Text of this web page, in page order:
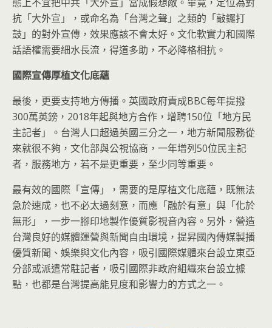
抗「大外宣」，或命名為「台灣之聲」之類的「敲鑼打
鼓」的對外宣傳，效果應該不會太好。文化軟實力和國際
話語權需要細水長流，得道多助，不必降格相抗。
國際宣傳厚植文化底蘊
最後，更要支持地方傳播。英國政府責成BBC每年提撥
300萬英鎊，2018年起與地方合作，增聘150位「地方民
主記者」。台灣人口超過英國三分之一，地方新聞服務從
來就很不夠，文化部與公視協商，一年增列50位民主記
者，服務地方，若不是更重要，至少同等重要。
最有效的國際「宣傳」，需要的是厚植文化底蘊，既無法
急於速成，也不必太過刻意，而應「融於有意」與「化於
無形」，一步一腳印地製作優質影視音內容。另外，營造
台灣良好的媒體運營與新聞自由環境，提昇國內傳媒製播
優質新聞、娛樂與文化內容，吸引國際媒體來台設立東亞
分部或派遣常駐記者，吸引國際非政府組織來台設立據
點，也都是台灣提高能見度和影響力的方式之一。